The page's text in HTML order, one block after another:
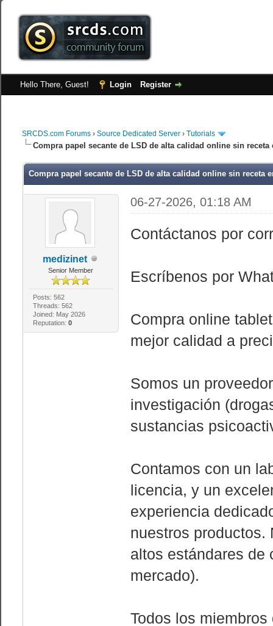
Hello There, Guest! Login Register
SRCDS.com Forums ›Source Dedicated Server ›Tutorials
Compra papel secante de LSD de alta calidad online sin receta
Compra papel secante de LSD de alta calidad online sin receta
medizinet
Senior Member
Posts: 562
Threads: 562
Joined: May 2026
Reputation: 0
06-27-2026, 01:18 AM
Contáctanos por
Escríbenos por
Compra online
mejor calidad a
Somos un
investigación
sustancias
Contamos con un
licencia, y un
experiencia
nuestros productos.
altos estándares de
mercado).
Todos los